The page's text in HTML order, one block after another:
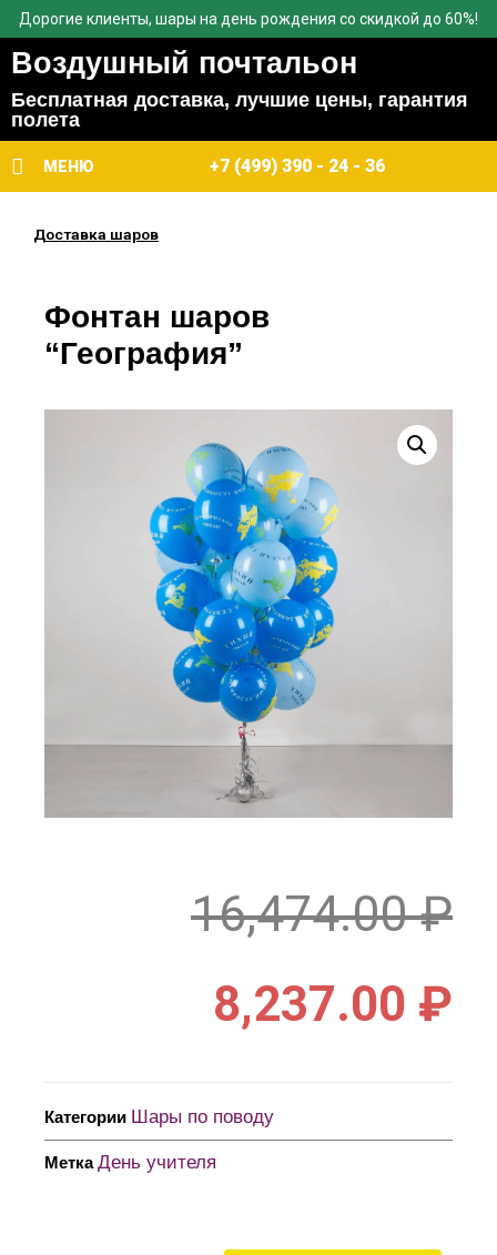
Дорогие клиенты, шары на день рождения со скидкой до 60%!
Воздушный почтальон
Бесплатная доставка, лучшие цены, гарантия
полета
МЕНЮ +7 (499) 390 - 24 - 36
Доставка шаров
Фонтан шаров
“География”
16,474.00₽
8,237.00 ₽
Категории Шары по поводу
Метка День учителя